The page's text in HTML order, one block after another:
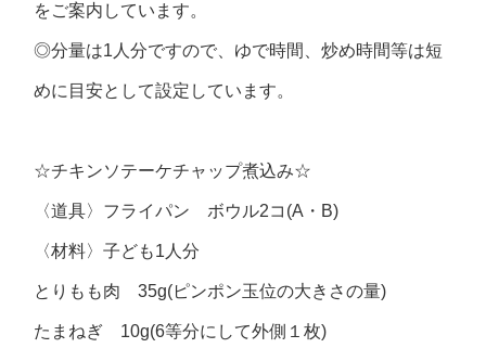
をご案内しています。
◎分量は1人分ですので、ゆで時間、炒め時間等は短
めに目安として設定しています。
☆チキンソテーケチャップ煮込み☆
〈道具〉フライパン ボウル2コ(A・B)
〈材料〉子ども1人分
とりもも肉 35g(ピンポン玉位の大きさの量)
たまねぎ 10g(6等分にして外側１枚)